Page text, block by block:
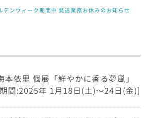
デンウィーク期間中 発送業務お休みのお知らせ
本依里 個展「鮮やかに香る夢風」
間:2025年 1月18日(土)～24日(金)]